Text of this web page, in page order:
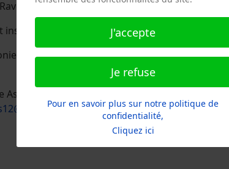
(10 oct, 9 janv, 10 avril)
via le site)
1 mardi par mois (dates et inscriptions via le
et Citoyenne, 181 av Daumesnil 75012
) ou sur place.
J'accepte
Je refuse
Pour en savoir plus sur notre politique de
confidentialité,
Cliquez ici